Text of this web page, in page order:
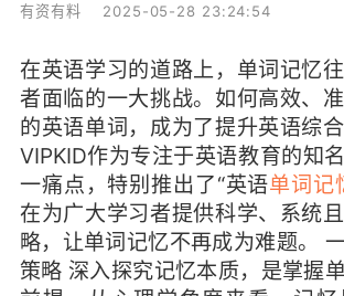
有资有料 2025-05-28 23:24:54
在英语学习的道路上，单词记忆
者面临的一大挑战。如何高效、
的英语单词，成为了提升英语综合
VIPKID作为专注于英语教育的知
一痛点，特别推出了“英语单词记
在为广大学习者提供科学、系统
略，让单词记忆不再成为难题。
策略 深入探究记忆本质，是掌握